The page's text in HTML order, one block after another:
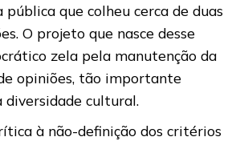
pública que colheu cerca de duas
O projeto que nasce desse
zela pela manutenção da
opiniões, tão importante
diversidade cultural.
à não-definição dos critérios